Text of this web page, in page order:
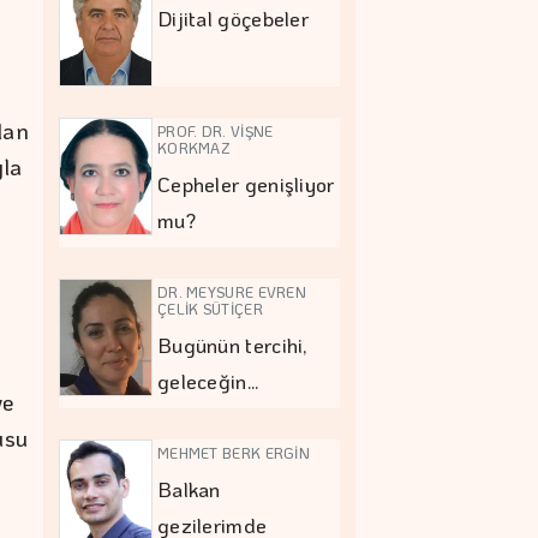
Dijital göçebeler
PROF. DR. VİŞNE
KORKMAZ
Cepheler genişliyor
mu?
DR. MEYSURE EVREN
ÇELİK SÜTİÇER
Bugünün tercihi,
geleceğin…
MEHMET BERK ERGİN
Balkan
gezilerimde